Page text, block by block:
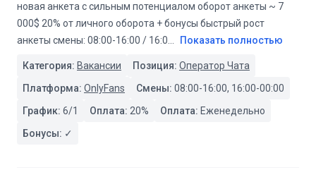
новая анкета с сильным потенциалом оборот анкеты ~ 7
000$ 20% от личного оборота + бонусы быстрый рост
анкеты смены: 08:00-16:00 / 16:0
Показать полностью
Категория: Вакансии Позиция: Оператор Чата
Платформа: OnlyFans Смены: 08:00-16:00, 16:00-00:00
График: 6/1 Оплата: 20% Оплата: Еженедельно
Бонусы: ✓